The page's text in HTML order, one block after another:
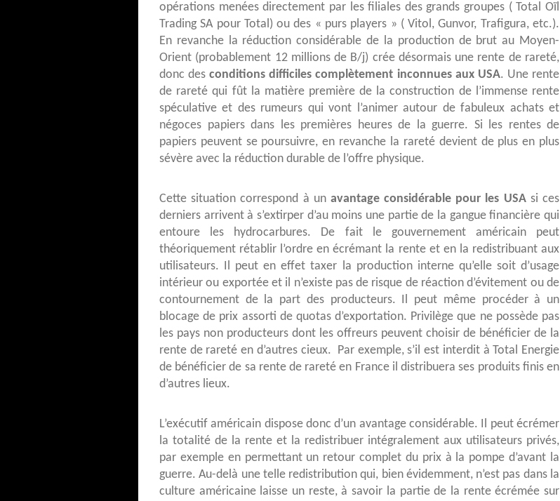
opérations menées directement par les filiales des grands groupes ( Total Oïl
Trading SA pour Total) ou des « purs players » ( Vitol, Gunvor, Trafigura, etc.).
En revanche la réduction considérable de la production de brut au Moyen-
Orient (probablement 12 millions de B/j) crée désormais une rente de rareté,
donc desconditions difficiles complètement inconnues aux USA. Une rente
de rareté qui fût la matière première de la construction de l’immense rente
spéculative et des rumeurs qui vont l’animer autour de fabuleux achats et
négoces papiers dans les premières heures de la guerre. Si les rentes de
papiers peuvent se poursuivre, en revanche la rareté devient de plus en plus
sévère avec la réduction durable de l’offre physique.
Cette situation correspond à un avantage considérable pour les USAsi ces
derniers arrivent à s’extirper d’au moins une partie de la gangue financière qui
entoure les hydrocarbures. De fait le gouvernement américain peut
théoriquement rétablir l’ordre en écrémant la rente et en la redistribuant aux
utilisateurs. Il peut en effet taxer la production interne qu’elle soit d’usage
intérieur ou exportée et il n’existe pas de risque de réaction d’évitement ou de
contournement de la part des producteurs. Il peut même procéder à un
blocage de prix assorti de quotas d’exportation. Privilège que ne possède pas
les pays non producteurs dont les offreurs peuvent choisir de bénéficier de la
rente de rareté en d’autres cieux. Par exemple, s’il est interdit à Total Energie
de bénéficier de sa rente de rareté en France il distribuera ses produits finis en
d’autres lieux.
L’exécutif américain dispose donc d’un avantage considérable. Il peut écrémer
la totalité de la rente et la redistribuer intégralement aux utilisateurs privés,
par exemple en permettant un retour complet du prix à la pompe d’avant la
guerre. Au-delà une telle redistribution qui, bien évidemment, n’est pas dans la
culture américaine laisse un reste, à savoir la partie de la rente écrémée sur